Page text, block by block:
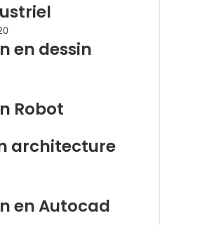
en dessin
Robot
architecture
en Autocad